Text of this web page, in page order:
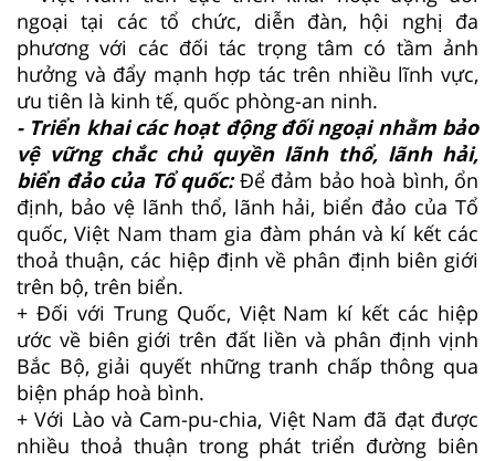
ngoại tại các tổ chức, diễn đàn, hội nghị đa
phương với các đối tác trọng tâm có tầm ảnh
hưởng và đẩy mạnh hợp tác trên nhiều lĩnh vực,
ưu tiên là kinh tế, quốc phòng-an ninh.
- Triển khai các hoạt động đối ngoại nhằm bảo
vệ vững chắc chủ quyền lãnh thổ, lãnh hải,
biển đảo của Tổ quốc:Để đảm bảo hoà bình, ổn
định, bảo vệ lãnh thổ, lãnh hải, biển đảo của Tổ
quốc, Việt Nam tham gia đàm phán và kí kết các
thoả thuận, các hiệp định về phân định biên giới
trên bộ, trên biển.
+ Đối với Trung Quốc, Việt Nam kí kết các hiệp
ước về biên giới trên đất liền và phân định vịnh
Bắc Bộ, giải quyết những tranh chấp thông qua
biện pháp hoà bình.
+ Với Lào và Cam-pu-chia, Việt Nam đã đạt được
nhiều thoả thuận trong phát triển đường biên